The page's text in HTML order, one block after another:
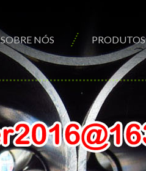
SOBRE NÓS PRODUTOS